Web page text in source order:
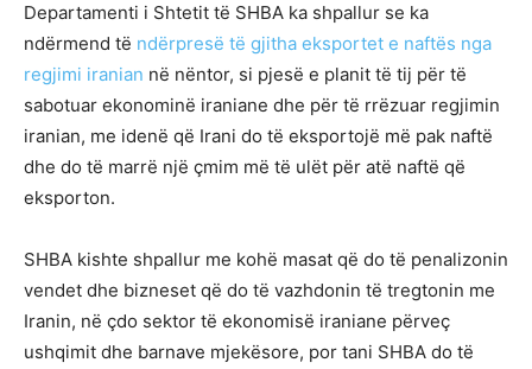
Departamenti i Shtetit të SHBA ka shpallur se ka
ndërmend të ndërpresë të gjitha eksportet e naftës nga
regjimi iranian në nëntor, si pjesë e planit të tij për të
sabotuar ekonominë iraniane dhe për të rrëzuar regjimin
iranian, me idenë që Irani do të eksportojë më pak naftë
dhe do të marrë një çmim më të ulët për atë naftë që
eksporton.
SHBA kishte shpallur me kohë masat që do të penalizonin
vendet dhe bizneset që do të vazhdonin të tregtonin me
Iranin, në çdo sektor të ekonomisë iraniane përveç
ushqimit dhe barnave mjekësore, por tani SHBA do të